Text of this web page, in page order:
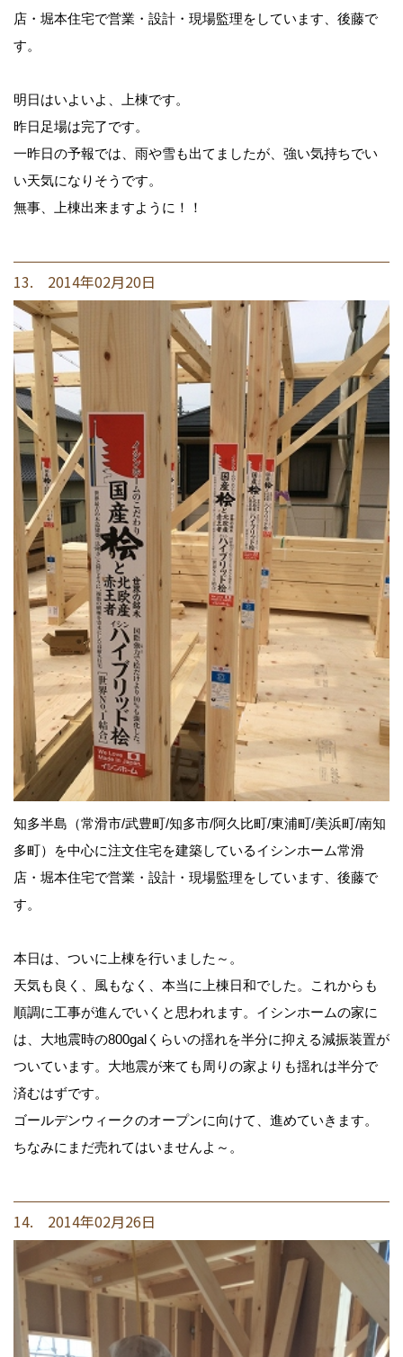
店・堀本住宅で営業・設計・現場監理をしています、後藤で
す。
明日はいよいよ、上棟です。
昨日足場は完了です。
一昨日の予報では、雨や雪も出てましたが、強い気持ちでい
い天気になりそうです。
無事、上棟出来ますように！！
13. 2014年02月20日
知多半島（常滑市/武豊町/知多市/阿久比町/東浦町/美浜町/南知
多町）を中心に注文住宅を建築しているイシンホーム常滑
店・堀本住宅で営業・設計・現場監理をしています、後藤で
す。
本日は、ついに上棟を行いました～。
天気も良く、風もなく、本当に上棟日和でした。これからも
順調に工事が進んでいくと思われます。イシンホームの家に
は、大地震時の800galくらいの揺れを半分に抑える減振装置が
ついています。大地震が来ても周りの家よりも揺れは半分で
済むはずです。
ゴールデンウィークのオープンに向けて、進めていきます。
ちなみにまだ売れてはいませんよ～。
14. 2014年02月26日